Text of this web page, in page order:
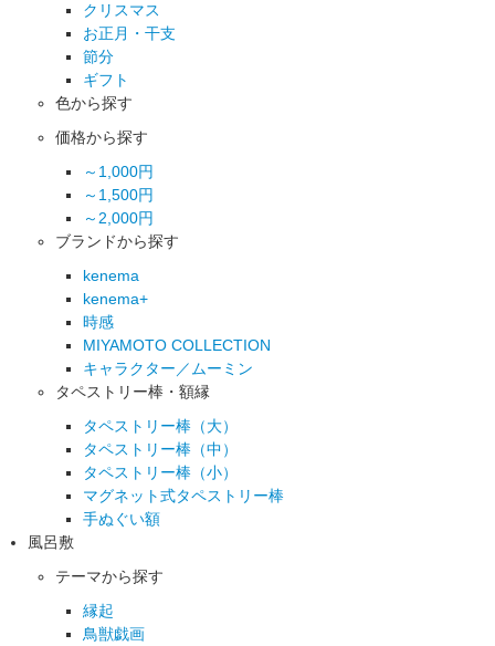
クリスマス
お正月・干支
節分
ギフト
色から探す
価格から探す
～1,000円
～1,500円
～2,000円
ブランドから探す
kenema
kenema+
時感
MIYAMOTO COLLECTION
キャラクター／ムーミン
タペストリー棒・額縁
タペストリー棒（大）
タペストリー棒（中）
タペストリー棒（小）
マグネット式タペストリー棒
手ぬぐい額
風呂敷
テーマから探す
縁起
鳥獣戯画